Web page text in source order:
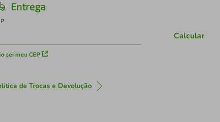
Entrega
sei meu CEP
Calcular
de Trocas e Devolução